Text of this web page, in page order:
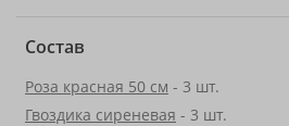
Состав
Роза красная 50 см - 3 шт.
Гвоздика сиреневая - 3 шт.